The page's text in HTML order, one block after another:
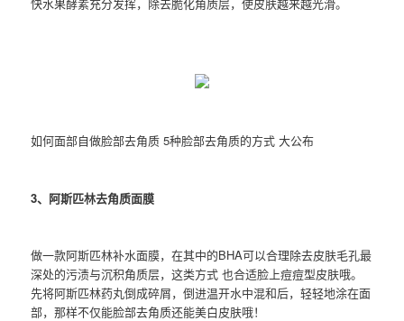
如何面部自做脸部去角质 5种脸部去角质的方式 大公布
3、阿斯匹林去角质面膜
做一款阿斯匹林补水面膜，在其中的BHA可以合理除去皮肤毛孔最
深处的污渍与沉积角质层，这类方式 也合适脸上痘痘型皮肤哦。
先将阿斯匹林药丸倒成碎屑，倒进温开水中混和后，轻轻地涂在面
部，那样不仅能脸部去角质还能美白皮肤哦！